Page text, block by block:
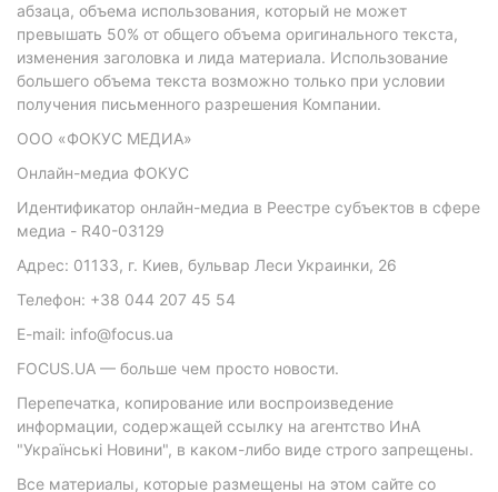
абзаца, объема использования, который не может
превышать 50% от общего объема оригинального текста,
изменения заголовка и лида материала. Использование
большего объема текста возможно только при условии
получения письменного разрешения Компании.
ООО «ФОКУС МЕДИА»
Онлайн-медиа ФОКУС
Идентификатор онлайн-медиа в Реестре субъектов в сфере
медиа - R40-03129
Адрес: 01133, г. Киев, бульвар Леси Украинки, 26
Телефон: +38 044 207 45 54
E-mail: info@focus.ua
FOCUS.UA — больше чем просто новости.
Перепечатка, копирование или воспроизведение
информации, содержащей ссылку на агентство ИнА
"Українські Новини", в каком-либо виде строго запрещены.
Все материалы, которые размещены на этом сайте со